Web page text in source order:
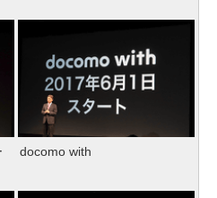
docomo with